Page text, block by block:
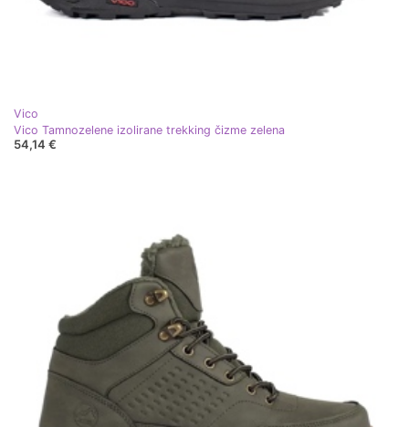
Vico
Vico Tamnozelene izolirane trekking čizme zelena
54,14 €